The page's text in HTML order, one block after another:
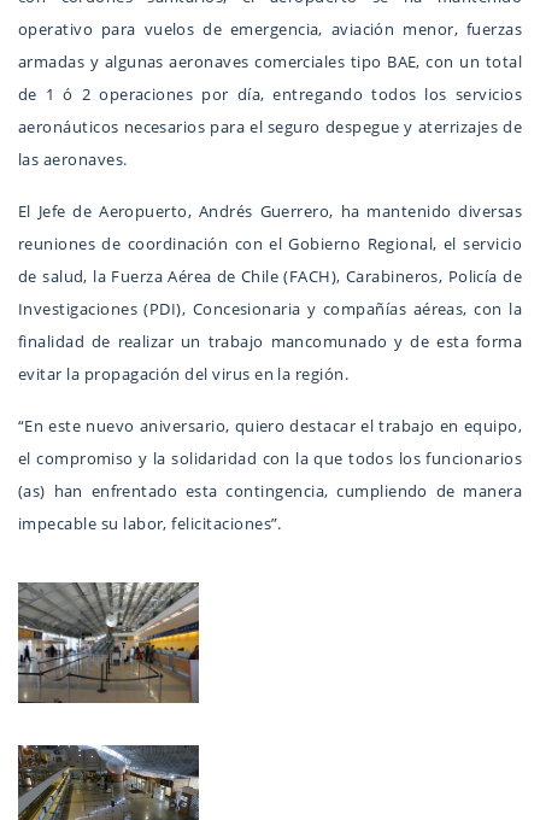
operativo para vuelos de emergencia, aviación menor, fuerzas
armadas y algunas aeronaves comerciales tipo BAE, con un total
de 1 ó 2 operaciones por día, entregando todos los servicios
aeronáuticos necesarios para el seguro despegue y aterrizajes de
las aeronaves.
El Jefe de Aeropuerto, Andrés Guerrero, ha mantenido diversas
reuniones de coordinación con el Gobierno Regional, el servicio
de salud, la Fuerza Aérea de Chile (FACH), Carabineros, Policía de
Investigaciones (PDI), Concesionaria y compañías aéreas, con la
finalidad de realizar un trabajo mancomunado y de esta forma
evitar la propagación del virus en la región.
“En este nuevo aniversario, quiero destacar el trabajo en equipo,
el compromiso y la solidaridad con la que todos los funcionarios
(as) han enfrentado esta contingencia, cumpliendo de manera
impecable su labor, felicitaciones”.